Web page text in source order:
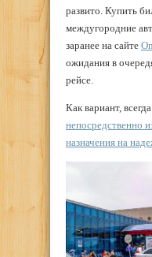
развито. Купить
междугородние
заранее на сайте
ожидания в
рейсе.
Как вариант,
непосредственно
назначения на